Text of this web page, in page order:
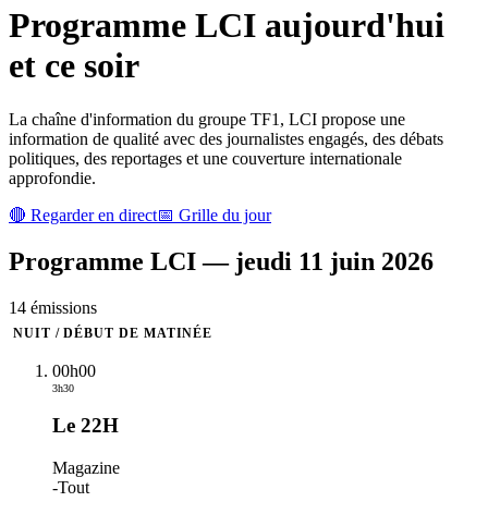
Programme LCI aujourd'hui
et ce soir
La chaîne d'information du groupe TF1, LCI propose une
information de qualité avec des journalistes engagés, des débats
politiques, des reportages et une couverture internationale
approfondie.
🔴 Regarder en direct📅 Grille du jour
Programme LCI— jeudi 11 juin 2026
14 émissions
NUIT / DÉBUT DE MATINÉE
00h00
3h30
Le 22H
Magazine
-Tout